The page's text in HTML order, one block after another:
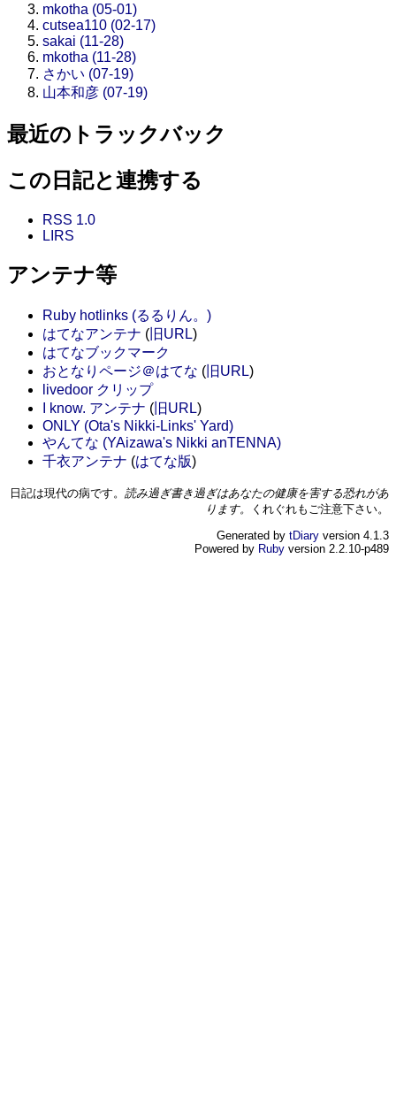
mkotha (05-01)
cutsea110 (02-17)
sakai (11-28)
mkotha (11-28)
さかい (07-19)
山本和彦 (07-19)
最近のトラックバック
この日記と連携する
RSS 1.0
LIRS
アンテナ等
Ruby hotlinks (るるりん。)
はてなアンテナ ( 旧URL)
はてなブックマーク
おとなりページ＠はてな ( 旧URL)
livedoor クリップ
I know. アンテナ ( 旧URL)
ONLY (Ota's Nikki-Links' Yard)
やんてな (YAizawa's Nikki anTENNA)
千衣アンテナ (はてな版)
日記は現代の病です。 読み過ぎ書き過ぎはあなたの健康を害する恐れがあ
ります。
くれぐれもご注意下さい。
Generated by tDiary version 4.1.3
Powered by Ruby version 2.2.10-p489